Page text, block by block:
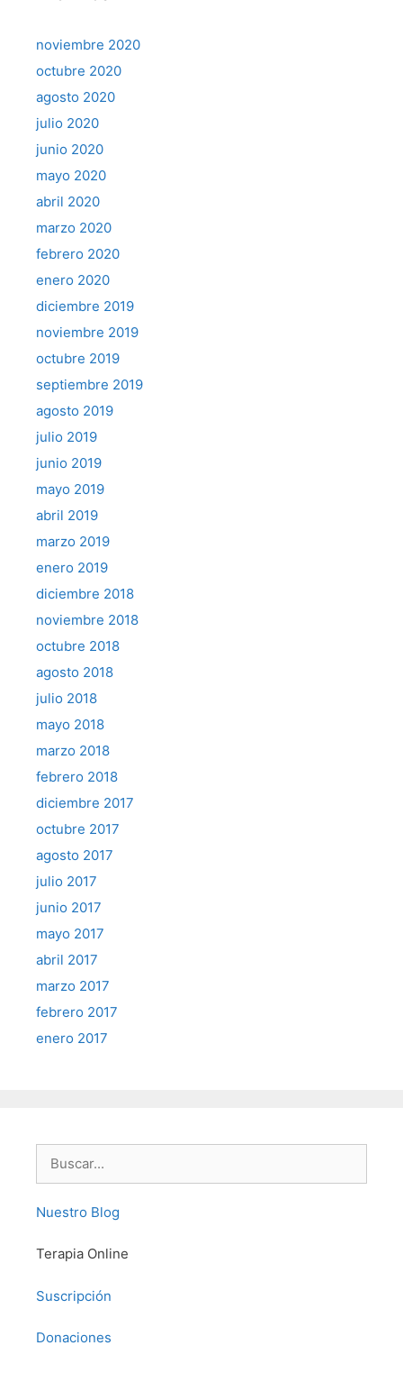
noviembre 2020
octubre 2020
agosto 2020
julio 2020
junio 2020
mayo 2020
abril 2020
marzo 2020
febrero 2020
enero 2020
diciembre 2019
noviembre 2019
octubre 2019
septiembre 2019
agosto 2019
julio 2019
junio 2019
mayo 2019
abril 2019
marzo 2019
enero 2019
diciembre 2018
noviembre 2018
octubre 2018
agosto 2018
julio 2018
mayo 2018
marzo 2018
febrero 2018
diciembre 2017
octubre 2017
agosto 2017
julio 2017
junio 2017
mayo 2017
abril 2017
marzo 2017
febrero 2017
enero 2017
Nuestro Blog
Terapia Online
Suscripción
Donaciones